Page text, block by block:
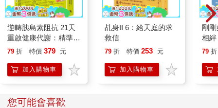
逆轉胰島素阻抗 21天
重啟健康代謝：精準控
糖、有效減重、降低發
復力！
79 折 特價 379 元
加入購物車
乩身II 6：給天庭的求
救信
79 折 特價 253 元
加入購物車
剛
相
要
79 折
您可能會喜歡